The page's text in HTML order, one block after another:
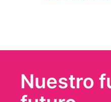
Nuestro